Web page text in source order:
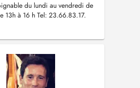
du lundi au vendredi de
13h à 16 h Tel: 23.66.83.17.
de bien vouloir porter un
du centre médical en cas de
to answer your calls from
from 8am to...